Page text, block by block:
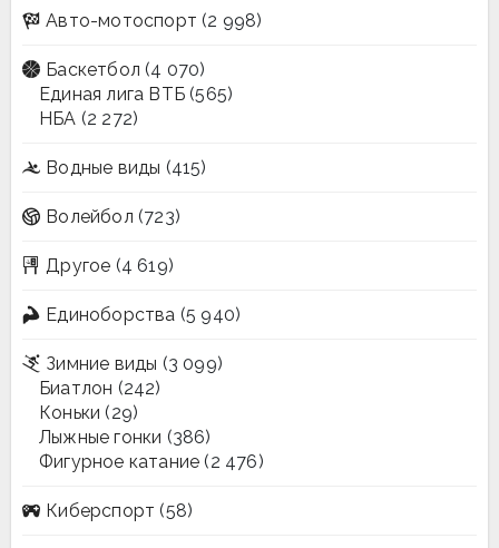
Авто-мотоспорт (2 998)
Баскетбол (4 070)
Единая лига ВТБ (565)
НБА (2 272)
Водные виды (415)
Волейбол (723)
Другое (4 619)
Единоборства (5 940)
Зимние виды (3 099)
Биатлон (242)
Коньки (29)
Лыжные гонки (386)
Фигурное катание (2 476)
Киберспорт (58)